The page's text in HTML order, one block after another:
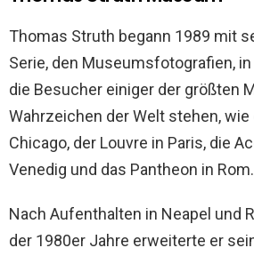
Thomas Struth begann 1989 mit
Serie, den Museumsfotografien,
die Besucher einiger der größten
Wahrzeichen der Welt stehen,
Chicago, der Louvre in Paris, die
Venedig und das Pantheon in Rom.
Nach Aufenthalten in Neapel und
der 1980er Jahre erweiterte er